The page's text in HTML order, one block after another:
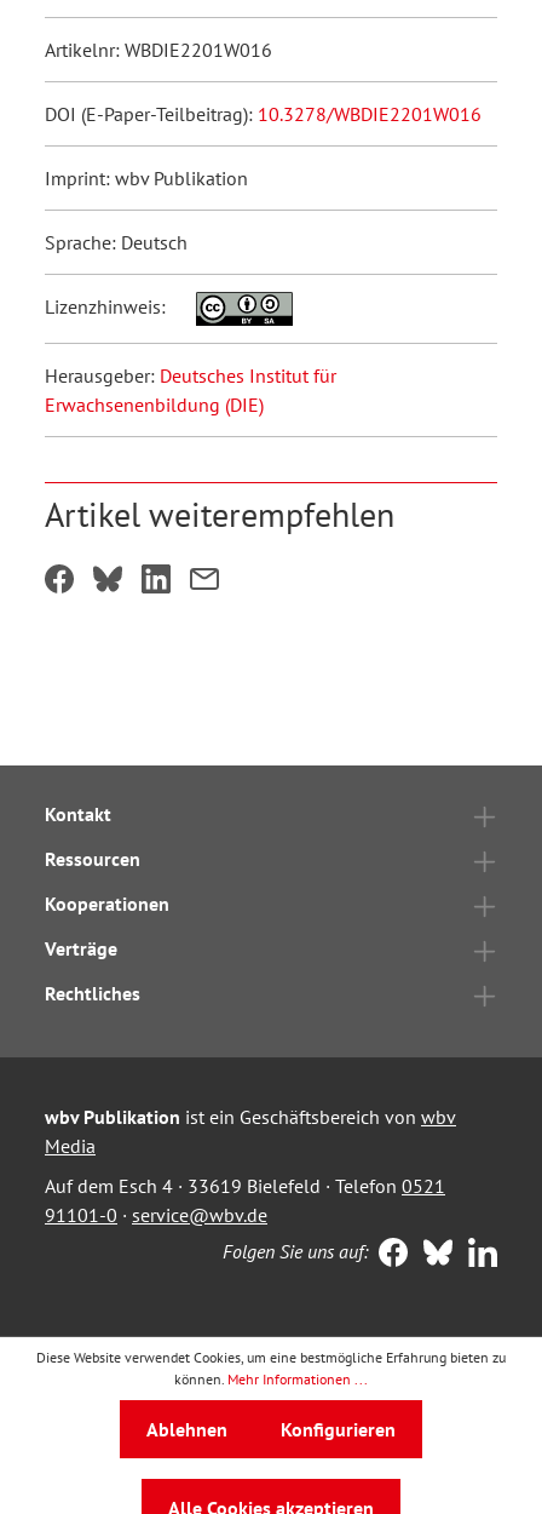
Artikelnr: WBDIE2201W016
DOI (E-Paper-Teilbeitrag): 10.3278/WBDIE2201W016
Imprint: wbv Publikation
Sprache: Deutsch
Lizenzhinweis:
Herausgeber: Deutsches Institut für
Erwachsenenbildung (DIE)
Artikel weiterempfehlen
Kontakt
Ressourcen
Kooperationen
Verträge
Rechtliches
wbv Publikation ist ein Geschäftsbereich von wbv
Media
Auf dem Esch 4 · 33619 Bielefeld · Telefon 0521
91101-0 · service@wbv.de
Folgen Sie uns auf:
Diese Website verwendet Cookies, um eine bestmögliche Erfahrung bieten zu
können. Mehr Informationen ...
Ablehnen Konfigurieren
Alle Cookies akzeptieren